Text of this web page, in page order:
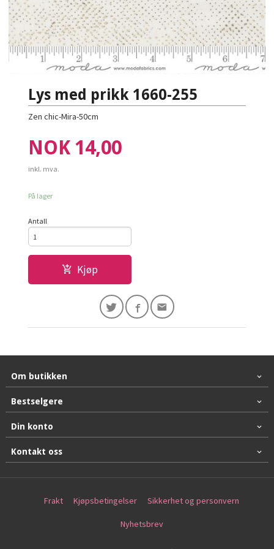
Lys med prikk 1660-255
Zen chic-Mira-50cm
Pris
NOK 14,00
inkl. mva.
På lager
Antall
Kjøp
Om butikken
Bestselgere
Din konto
Kontakt oss
Frakt Kjøpsbetingelser Sikkerhet og personvern
Nyhetsbrev